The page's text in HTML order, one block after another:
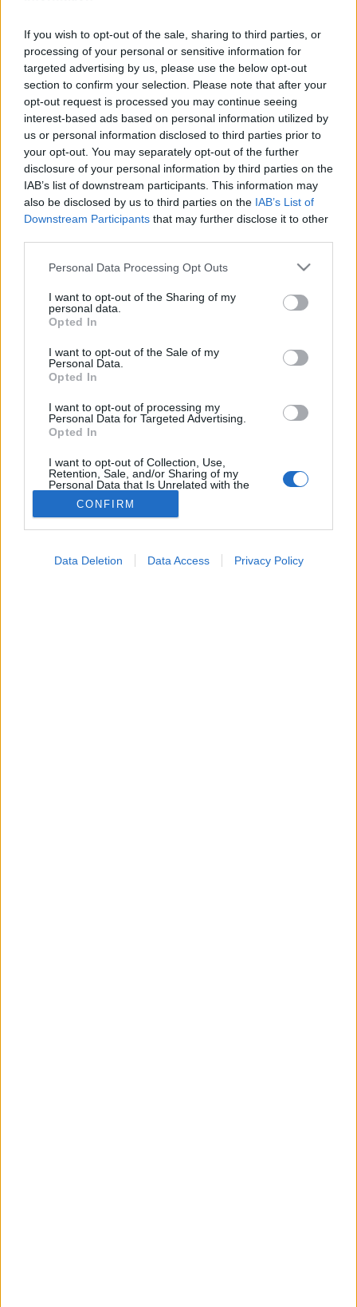
If you wish to opt-out of the sale, sharing to third parties, or
processing of your personal or sensitive information for
targeted advertising by us, please use the below opt-out
section to confirm your selection. Please note that after your
opt-out request is processed you may continue seeing
interest-based ads based on personal information utilized by
us or personal information disclosed to third parties prior to
your opt-out. You may separately opt-out of the further
disclosure of your personal information by third parties on the
IAB’s list of downstream participants. This information may
also be disclosed by us to third parties on the IAB’s List of
Downstream Participants that may further disclose it to other
Please note that this website/app uses one or more Google
not limited to your visit or usage behaviour. You may click to
grant or deny consent to Google and its third-party tags to
use your data for below specified purposes in below Google
consent section.
Personal Data Processing Opt Outs
I want to opt-out of the Sharing of my
personal data.
Opted In
I want to opt-out of the Sale of my
Personal Data.
Opted In
I want to opt-out of processing my
Personal Data for Targeted Advertising.
Opted In
I want to opt-out of Collection, Use,
Retention, Sale, and/or Sharing of my
Personal Data that Is Unrelated with the
Purposes for which it was collected.
Opted Out
CONFIRM
Data Deletion Data Access Privacy Policy
Hírek
Videók
Kisállatok egészsége
#allergia #influenza#cukorbetegség
#orvosmeteorológia#vérnyomás#stroke#rákbetegség
#pajzsmirigy#reflux#ekcéma#herpesz
Regisztráció
Emésztőszervi betegségek
Emésztőszervi
betegségek